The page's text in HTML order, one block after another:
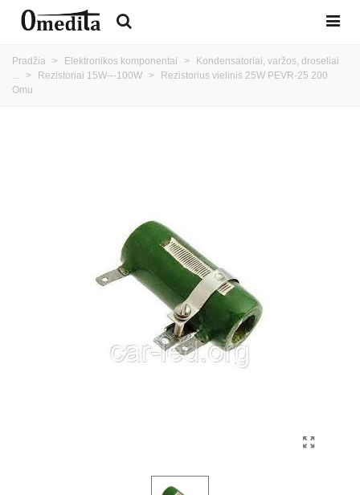
Pradžia > Elektronikos komponentai >
Kondensatoriai, varžos, droseliai
...
> Rezistoriai 15W---100W >
Rezistorius vielinis 25W PEVR-25 200
Omu